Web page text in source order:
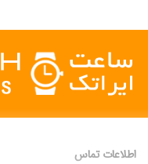
اطلاعات تماس